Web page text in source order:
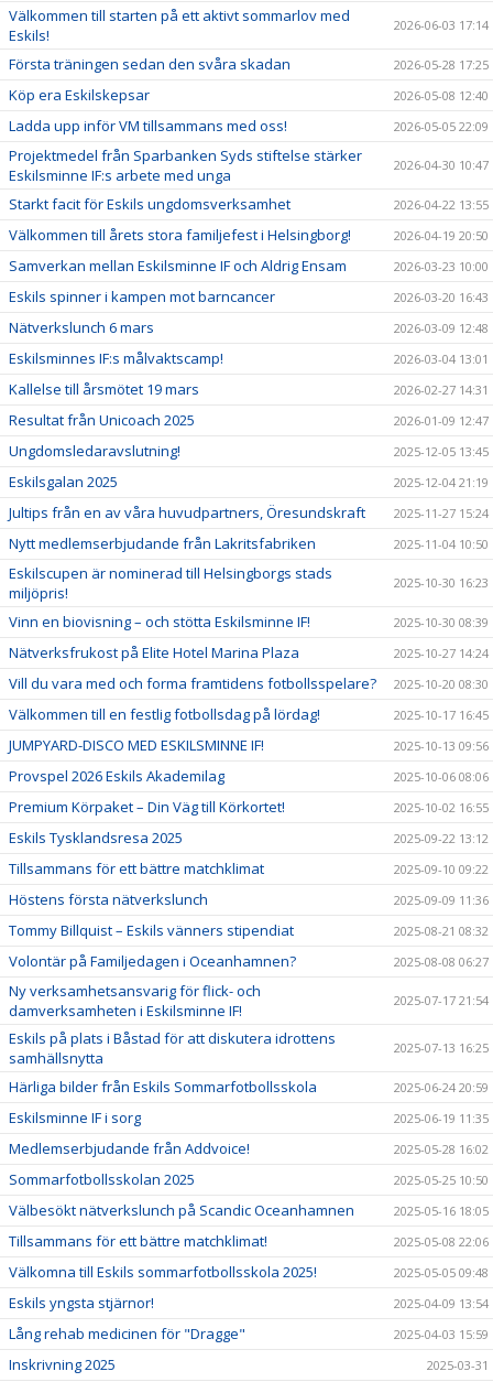
Välkommen till starten på ett aktivt sommarlov med
Eskils!
2026-06-03 17:14
Första träningen sedan den svåra skadan 2026-05-28 17:25
Köp era Eskilskepsar 2026-05-08 12:40
Ladda upp inför VM tillsammans med oss! 2026-05-05 22:09
Projektmedel från Sparbanken Syds stiftelse stärker
Eskilsminne IF:s arbete med unga
2026-04-30 10:47
Starkt facit för Eskils ungdomsverksamhet 2026-04-22 13:55
Välkommen till årets stora familjefest i Helsingborg! 2026-04-19 20:50
Samverkan mellan Eskilsminne IF och Aldrig Ensam 2026-03-23 10:00
Eskils spinner i kampen mot barncancer 2026-03-20 16:43
Nätverkslunch 6 mars 2026-03-09 12:48
Eskilsminnes IF:s målvaktscamp! 2026-03-04 13:01
Kallelse till årsmötet 19 mars 2026-02-27 14:31
Resultat från Unicoach 2025 2026-01-09 12:47
Ungdomsledaravslutning! 2025-12-05 13:45
Eskilsgalan 2025 2025-12-04 21:19
Jultips från en av våra huvudpartners, Öresundskraft 2025-11-27 15:24
Nytt medlemserbjudande från Lakritsfabriken 2025-11-04 10:50
Eskilscupen är nominerad till Helsingborgs stads
miljöpris!
2025-10-30 16:23
Vinn en biovisning – och stötta Eskilsminne IF! 2025-10-30 08:39
Nätverksfrukost på Elite Hotel Marina Plaza 2025-10-27 14:24
Vill du vara med och forma framtidens fotbollsspelare? 2025-10-20 08:30
Välkommen till en festlig fotbollsdag på lördag! 2025-10-17 16:45
JUMPYARD-DISCO MED ESKILSMINNE IF! 2025-10-13 09:56
Provspel 2026 Eskils Akademilag 2025-10-06 08:06
Premium Körpaket – Din Väg till Körkortet! 2025-10-02 16:55
Eskils Tysklandsresa 2025 2025-09-22 13:12
Tillsammans för ett bättre matchklimat 2025-09-10 09:22
Höstens första nätverkslunch 2025-09-09 11:36
Tommy Billquist – Eskils vänners stipendiat 2025-08-21 08:32
Volontär på Familjedagen i Oceanhamnen? 2025-08-08 06:27
Ny verksamhetsansvarig för flick- och
damverksamheten i Eskilsminne IF!
2025-07-17 21:54
Eskils på plats i Båstad för att diskutera idrottens
samhällsnytta
2025-07-13 16:25
Härliga bilder från Eskils Sommarfotbollsskola 2025-06-24 20:59
Eskilsminne IF i sorg 2025-06-19 11:35
Medlemserbjudande från Addvoice! 2025-05-28 16:02
Sommarfotbollsskolan 2025 2025-05-25 10:50
Välbesökt nätverkslunch på Scandic Oceanhamnen 2025-05-16 18:05
Tillsammans för ett bättre matchklimat! 2025-05-08 22:06
Välkomna till Eskils sommarfotbollsskola 2025! 2025-05-05 09:48
Eskils yngsta stjärnor! 2025-04-09 13:54
Lång rehab medicinen för "Dragge" 2025-04-03 15:59
Inskrivning 2025 2025-03-31